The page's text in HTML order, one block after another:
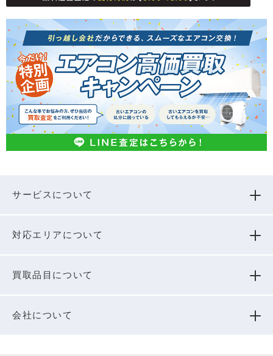
サービスについて
対応エリアについて
買取品⽬について
会社について